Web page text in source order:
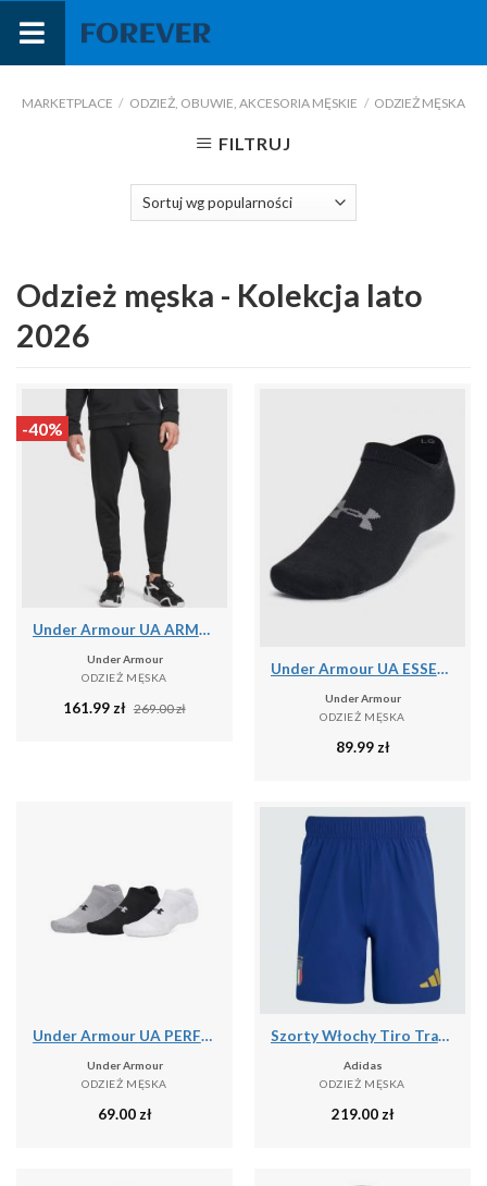
treści
MARKETPLACE / ODZIEŻ, OBUWIE, AKCESORIA MĘSKIE / ODZIEŻ MĘSKA
FILTRUJ
Odzież męska - Kolekcja lato
2026
-40%
Under Armour UA ARMOUR FLEECE JOGGERS Spodnie męskie
Under Armour
ODZIEŻ MĘSKA
161.99 zł 269.00zł
Under Armour UA ESSENTIAL NO SHOW 6PK Skarpety uniseks
Under Armour
ODZIEŻ MĘSKA
89.99 zł
Under Armour UA PERFORMANCE COTTON 3PK NS Skarpetki unisex
Under Armour
ODZIEŻ MĘSKA
69.00 zł
Szorty Włochy Tiro Travel
Adidas
ODZIEŻ MĘSKA
219.00 zł